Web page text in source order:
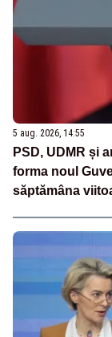
5 aug. 2026, 14:55
PSD, UDMR și
forma noul
săptămâna